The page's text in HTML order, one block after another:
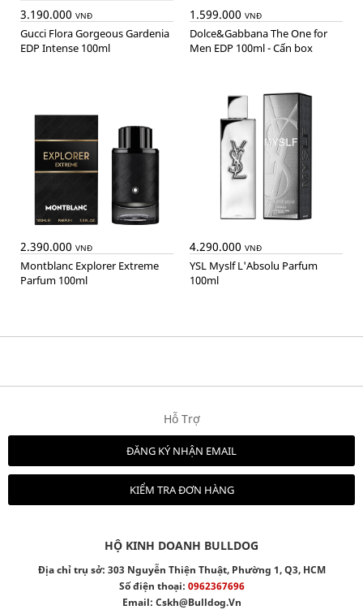
3.190.000 VNĐ
Gucci Flora Gorgeous Gardenia
EDP Intense 100ml
1.599.000 VNĐ
Dolce&Gabbana The One for
Men EDP 100ml - Cấn box
2.390.000 VNĐ
Montblanc Explorer Extreme
Parfum 100ml
4.290.000 VNĐ
YSL Myslf L'Absolu Parfum
100ml
Hỗ Trợ
ĐĂNG KÝ NHẬN EMAIL
KIỂM TRA ĐƠN HÀNG
HỘ KINH DOANH BULLDOG
Địa chỉ trụ sở: 303 Nguyễn Thiện Thuật, Phường 1, Q3, HCM
Số điện thoại: 0962367696
Email: Cskh@bulldog.vn